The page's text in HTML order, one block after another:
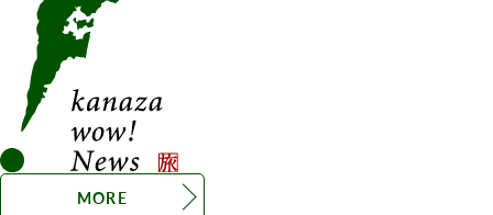
MORE